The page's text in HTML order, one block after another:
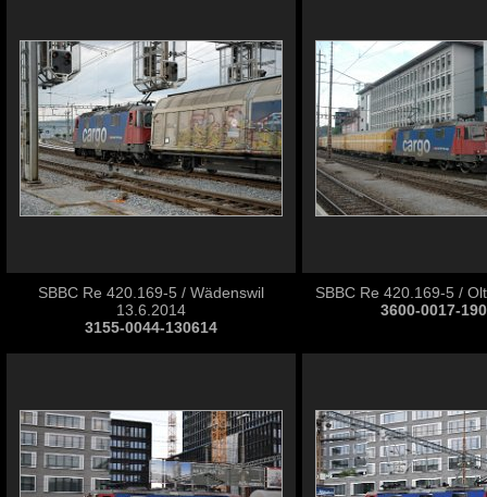
SBBC Re 420.169-5 / Wädenswil
13.6.2014
3155-0044-130614
SBBC Re 420.169-5 /
3600-0017-